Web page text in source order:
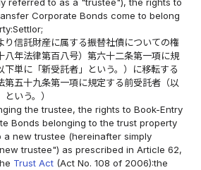
Corporate Bonds come to belong
り信託財産に属する振替社債についての権
八年法律第百八号）第六十二条第一項に規
下単に「新受託者」という。）に移転する
第五十九条第一項に規定する前受託者（以
いう。）
the trustee, the rights to Book-Entry
Bonds belonging to the trust property
a new trustee (hereinafter simply
trustee") as prescribed in Article 62,
Trust Act(Act No. 108 of 2006):the